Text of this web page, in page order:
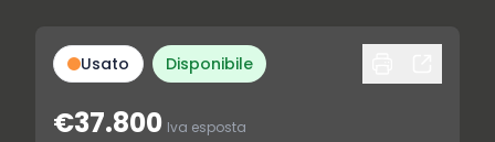
Usato Disponibile
€37.800 Iva esposta